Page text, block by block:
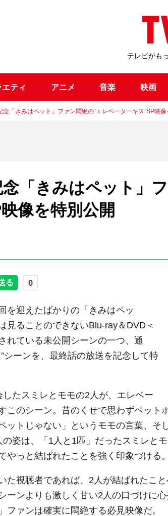
テレビがも
ティ アニメ 音楽 映画
念「きみはペット」ファン悶絶の“エレベーターキス”SP映
「きみはペット」
像を特別公開
を迎えたばかりの「きみはペッ
見ることのできないBlu-ray＆DVD＜
れている未公開シーンの一つ、通
シーンを、最終話の放送を記念して特
たスミレとモモの2人が、エレベー
このシーン。昔のくせで思わずペット
ットじゃない」というモモの言葉、そ
の姿は、「1人と1匹」だったスミレと
やっと結ばれたことを強く印象づける。
た視聴者であれば、2人が結ばれたこ
ーンよりも激しく甘い2人の口づけに
ファンは確実に悶絶する必見映像だ。